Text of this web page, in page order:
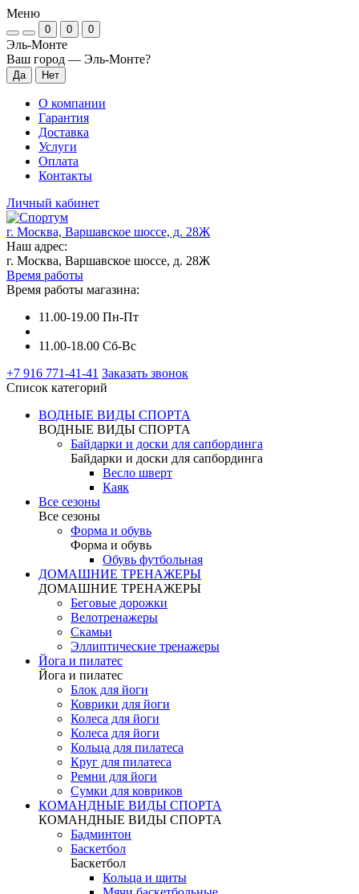
Меню
0 0 0
Эль-Монте
Ваш город — Эль-Монте?
О компании
Гарантия
Доставка
Услуги
Оплата
Контакты
Личный кабинет
г. Москва, Варшавское шоссе, д. 28Ж
Наш адрес:
г. Москва, Варшавское шоссе, д. 28Ж
Время работы
Время работы магазина:
11.00-19.00 Пн-Пт
11.00-18.00 Сб-Вс
+7 916 771-41-41 Заказать звонок
Список категорий
ВОДНЫЕ ВИДЫ СПОРТА
ВОДНЫЕ ВИДЫ СПОРТА
Байдарки и доски для сапбординга
Байдарки и доски для сапбординга
Весло шверт
Каяк
Все сезоны
Все сезоны
Форма и обувь
Форма и обувь
Обувь футбольная
ДОМАШНИЕ ТРЕНАЖЕРЫ
ДОМАШНИЕ ТРЕНАЖЕРЫ
Беговые дорожки
Велотренажеры
Скамьи
Эллиптические тренажеры
Йога и пилатес
Йога и пилатес
Блок для йоги
Коврики для йоги
Колеса для йоги
Колеса для йоги
Кольца для пилатеса
Круг для пилатеса
Ремни для йоги
Сумки для ковриков
КОМАНДНЫЕ ВИДЫ СПОРТА
КОМАНДНЫЕ ВИДЫ СПОРТА
Бадминтон
Баскетбол
Баскетбол
Кольца и щиты